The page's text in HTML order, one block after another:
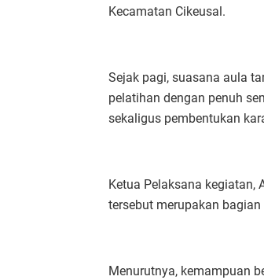
Kecamatan Cikeusal.
Sejak pagi, suasana aula
pelatihan dengan penuh
sekaligus pembentukan
Ketua Pelaksana kegiatan,
tersebut merupakan
Menurutnya, kemampuan